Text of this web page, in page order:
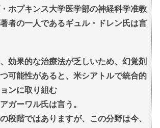
ホプキンス大学医学部の神経科学准教
者の一人であるギュル・ドレン氏は言
効果的な治療法が乏しいため、幻覚剤
可能性があると、米シアトルで統合的
ンに取り組む
ガーワル氏は言う。
段階ではありますが、この分野は今、